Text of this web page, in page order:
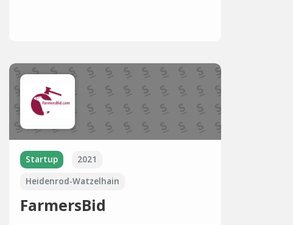
Startup
2021
Heidenrod-Watzelhain
FarmersBid